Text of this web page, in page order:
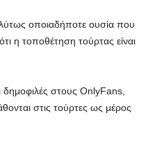
οποιαδήποτε ουσία που
η τοποθέτηση τούρτας είναι
δημοφιλές στους OnlyFans,
στις τούρτες ως μέρος